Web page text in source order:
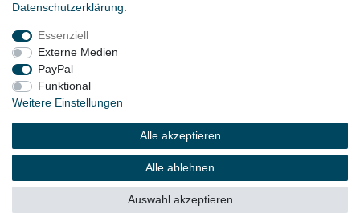
Daten­schutz­erklärung
Essenziell
Externe Medien
PayPal
Funktional
Weitere Einstellungen
Alle akzeptieren
Alle ablehnen
Auswahl akzeptieren
Impressum
Widerrufs­recht
© Copyright 2026 | Alle Rechte vorbehalten.